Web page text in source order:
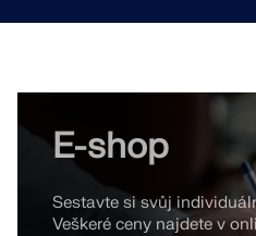
E-shop
Sestavte si svůj
Veškeré ceny najdete v